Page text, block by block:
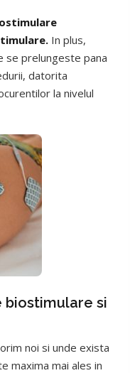
In plus,
se prelungeste pana
datorita
la nivelul
si
noi si unde exista
maxima mai ales in